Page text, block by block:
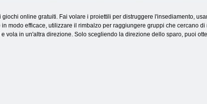
online gratuiti. Fai volare i proiettili per distruggere l'insediamento,
modo efficace, utilizzare il rimbalzo per raggiungere gruppi che cercano
vola in un'altra direzione. Solo scegliendo la direzione dello sparo, puoi